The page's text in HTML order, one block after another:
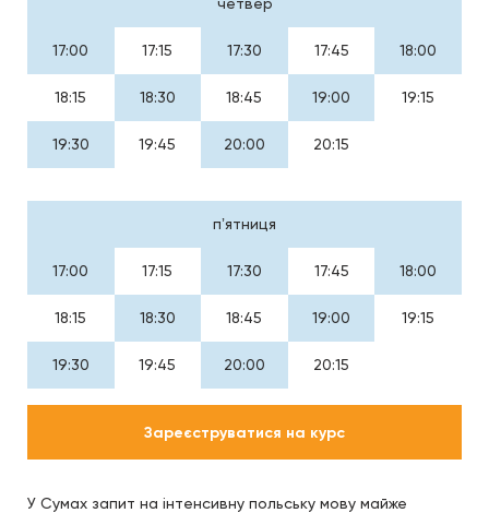
17:00 17:15 17:30 17:45 18:00
18:15 18:30 18:45 19:00 19:15
19:30 19:45 20:00 20:15
пʼятниця
17:00 17:15 17:30 17:45 18:00
18:15 18:30 18:45 19:00 19:15
19:30 19:45 20:00 20:15
Зареєструватися на курс
У Сумах запит на інтенсивну польську мову майже